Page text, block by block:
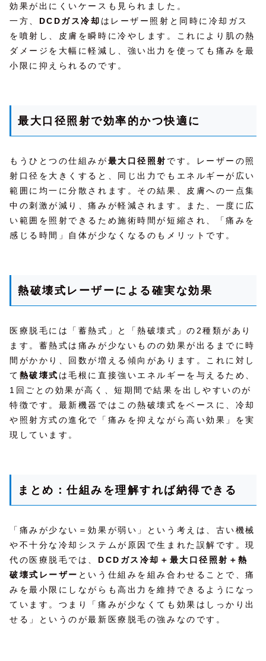
効果が出にくいケースも見られました。
一方、 DCDガス冷却 はレーザー照射と同時に冷却ガス
を噴射し、皮膚を瞬時に冷やします。これにより肌の熱
ダメージを大幅に軽減し、強い出力を使っても痛みを最
小限に抑えられるのです。
最大口径照射で効率的かつ快適に
もうひとつの仕組みが最大口径照射 です。レーザーの照
射口径を大きくすると、同じ出力でもエネルギーが広い
範囲に均一に分散されます。その結果、皮膚への一点集
中の刺激が減り、痛みが軽減されます。また、一度に広
い範囲を照射できるため施術時間が短縮され、「痛みを
感じる時間」自体が少なくなるのもメリットです。
熱破壊式レーザーによる確実な効果
医療脱毛には「蓄熱式」と「熱破壊式」の2種類があり
ます。蓄熱式は痛みが少ないものの効果が出るまでに時
間がかかり、回数が増える傾向があります。これに対し
て 熱破壊式 は毛根に直接強いエネルギーを与えるため、
1回ごとの効果が高く、短期間で結果を出しやすいのが
特徴です。最新機器ではこの熱破壊式をベースに、冷却
や照射方式の進化で「痛みを抑えながら高い効果」を実
現しています。
まとめ：仕組みを理解すれば納得できる
「痛みが少ない＝効果が弱い」という考えは、古い機械
や不十分な冷却システムが原因で生まれた誤解です。現
代の医療脱毛では、 DCDガス冷却＋最大口径照射＋熱
破壊式レーザー という仕組みを組み合わせることで、痛
みを最小限にしながらも高出力を維持できるようになっ
ています。つまり「痛みが少なくても効果はしっかり出
せる」というのが最新医療脱毛の強みなのです。